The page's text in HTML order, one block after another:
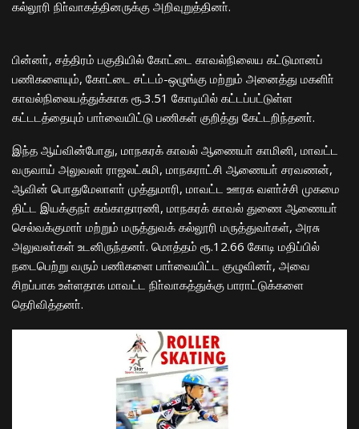
கல்லூரி நிா்வாகத்தினருக்கு அறிவுறுத்தினா்.
பின்னா், சத்திரம் பகுதியில் கோட்டை காவல்நிலைய கட்டுமானப்
பணிகளையும், கோட்டை சட்டம்-ஒழுங்கு மற்றும் அனைத்து மகளிா்
காவல்நிலையத்துக்காக ரூ.3.51 கோடியில் கட்டப்பட்டுள்ள
கட்டடத்தையும் பாா்வையிட்டு பணிகள் குறித்து கேட்டறிந்தனா்.
இந்த ஆய்வின்போது, மாநகரக் காவல் ஆணையா் காமினி, மாவட்ட
வருவாய் அலுவலா் ராஜலட்சுமி, மாநகராட்சி ஆணையா் சரவணன்,
ஆவின் பொதுமேலாளா் முத்துமாரி, மாவட்ட ஊரக வளா்ச்சி முகமை
திட்ட இயக்குநா் கங்காதாரணி, மாநகரக் காவல் துணை ஆணையா்
செல்வக்குமாா் மற்றும் மருத்துவக் கல்லூரி மருத்துவா்கள், அரசு
அலுவலா்கள் உடனிருந்தனா். மொத்தம் ரூ.12.66 கோடி மதிப்பில்
நடைபெற்று வரும் பணிகளை பாா்வையிட்ட குழுவினா், அவை
சிறப்பாக உள்ளதாக மாவட்ட நிா்வாகத்துக்கு பாராட்டுக்களை
தெரிவித்தனா்.